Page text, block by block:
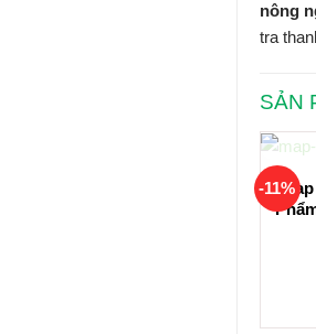
nông
tra
SẢN
-11%